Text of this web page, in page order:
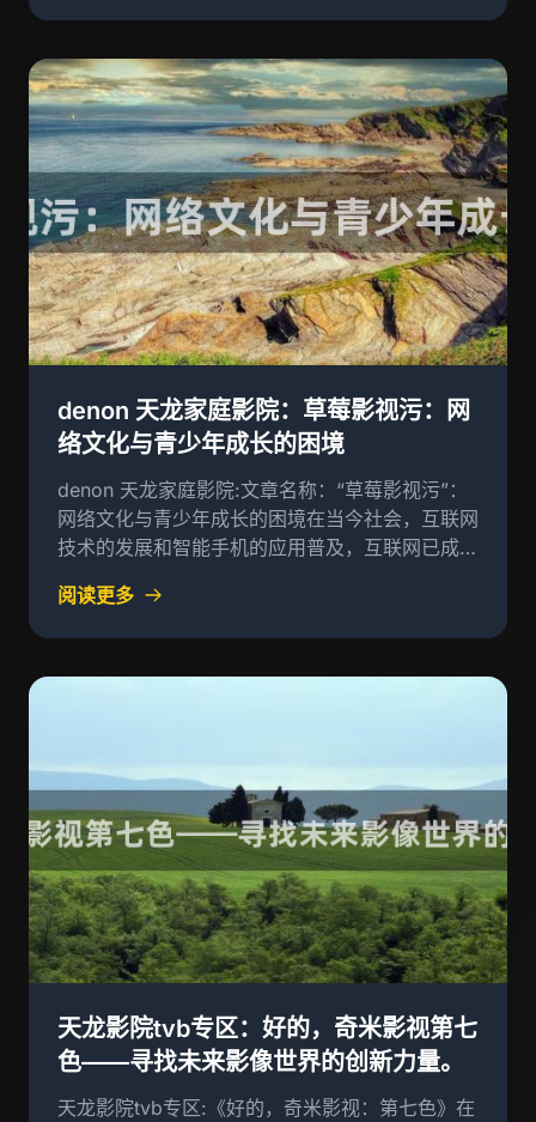
denon 天龙家庭影院：草莓影视污：网
络文化与青少年成长的困境
denon 天龙家庭影院:文章名称：“草莓影视污”：
网络文化与青少年成长的困境在当今社会，互联网
技术的发展和智能手机的应用普及，互联网已成为
阅读更多
天龙影院tvb专区：好的，奇米影视第七
色——寻找未来影像世界的创新力量。
天龙影院tvb专区:《好的，奇米影视：第七色》在